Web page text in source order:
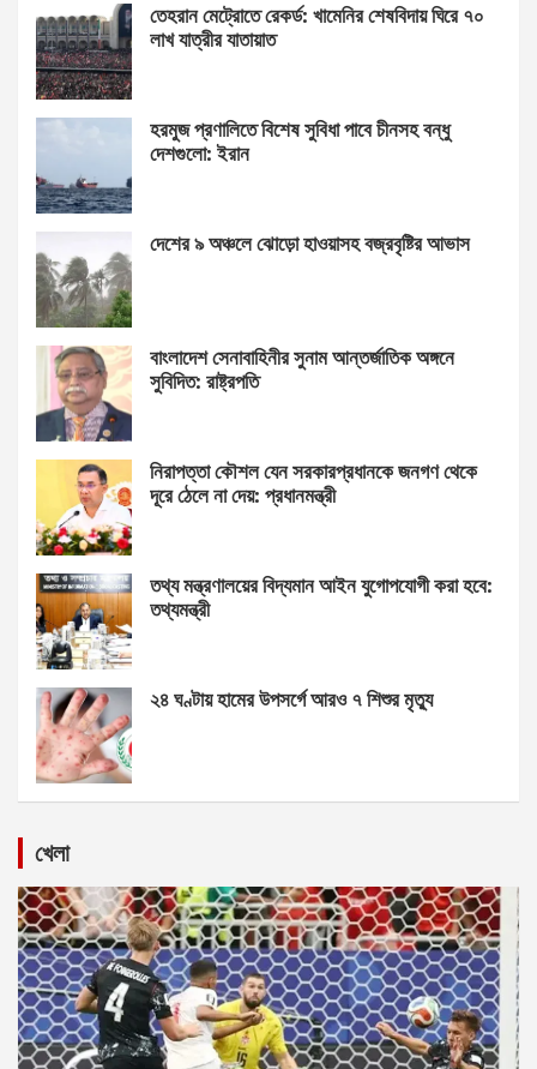
তেহরান মেট্রোতে রেকর্ড: খামেনির শেষবিদায় ঘিরে ৭০
লাখ যাত্রীর যাতায়াত
হরমুজ প্রণালিতে বিশেষ সুবিধা পাবে চীনসহ বন্ধু
দেশগুলো: ইরান
দেশের ৯ অঞ্চলে ঝোড়ো হাওয়াসহ বজ্রবৃষ্টির আভাস
বাংলাদেশ সেনাবাহিনীর সুনাম আন্তর্জাতিক অঙ্গনে
সুবিদিত: রাষ্ট্রপতি
নিরাপত্তা কৌশল যেন সরকারপ্রধানকে জনগণ থেকে
দূরে ঠেলে না দেয়: প্রধানমন্ত্রী
তথ্য মন্ত্রণালয়ের বিদ্যমান আইন যুগোপযোগী করা হবে:
তথ্যমন্ত্রী
২৪ ঘণ্টায় হামের উপসর্গে আরও ৭ শিশুর মৃত্যু
খেলা